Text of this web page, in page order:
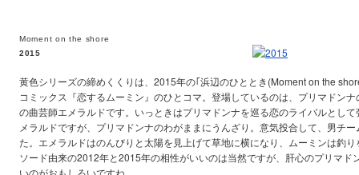
Moment on the shore
2015
黄色シリーズの締めくくりは、2015年の｢浜辺のひととき(Moment on the
コミックス『恋するムーミン』のひとコマ。登場しているのは、プリマドン
の曲芸師エメラルドです。いっときはプリマドンナを巡る恋のライバルとし
メラルドですが、プリマドンナのわがままにうんざり。意気投合して、男チ
た。エメラルドはのんびりと太陽を見上げて草地に横になり、ムーミンは釣
ソード由来の2012年と2015年の相性がいいのは当然ですが、肝心のプリマド
いのがおもしろいですね。